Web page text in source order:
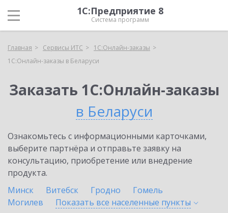
1С:Предприятие 8
Система программ
Главная Сервисы ИТС
1С:Онлайн-заказы
1С:Онлайн-заказы в Беларуси
Заказать 1С:Онлайн-заказы
в Беларуси
Ознакомьтесь с информационными карточками,
выберите партнёра и отправьте заявку на
консультацию, приобретение или внедрение
продукта.
Минск
Витебск Гродно
Гомель
Могилев
Показать все населенные пункты